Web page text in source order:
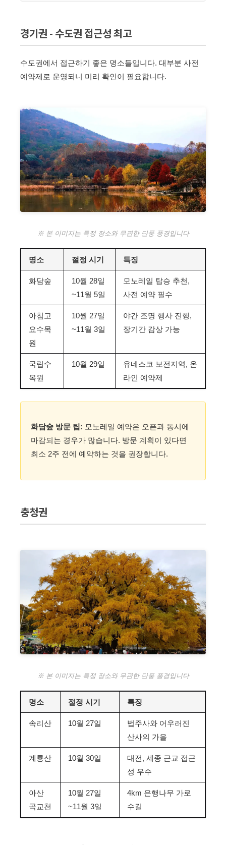
경기권 - 수도권 접근성 최고
수도권에서 접근하기 좋은 명소들입니다. 대부분 사전
예약제로 운영되니 미리 확인이 필요합니다.
※ 본 이미지는 특정 장소와 무관한 단풍 풍경입니다
명소 절정 시기 특징
화담숲
10월 28일
~11월 5일
모노레일 탑승 추천,
사전 예약 필수
아침고
요수목
원
10월 27일
~11월 3일
야간 조명 행사 진행,
장기간 감상 가능
국립수
목원
10월 29일
유네스코 보전지역, 온
라인 예약제
화담숲 방문 팁: 모노레일 예약은 오픈과 동시에
마감되는 경우가 많습니다. 방문 계획이 있다면
최소 2주 전에 예약하는 것을 권장합니다.
충청권
※ 본 이미지는 특정 장소와 무관한 단풍 풍경입니다
명소 절정 시기 특징
속리산 10월 27일
법주사와 어우러진
산사의 가을
계룡산 10월 30일
대전, 세종 근교 접근
성 우수
아산
곡교천
10월 27일
~11월 3일
4km 은행나무 가로
수길